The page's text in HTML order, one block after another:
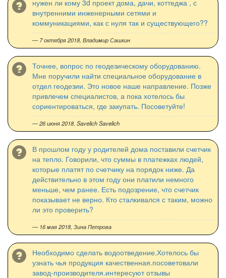
нужен ли кому 3d проект дома, дачи, коттеджа , с
внутренними инженерными сетями и
коммуникациями, как с нуля так и существующего??
— 7 октября 2018, Владимир Сашкин
Точнее, вопрос по геодезическому оборудованию.
Мне поручили найти специальное оборудование в
отдел геодезии. Это новое наше направление. Позже
привлечем специалистов, а пока хотелось бы
сориентироваться, где закупать. Посоветуйте!
— 26 июня 2018, Savelich Savelich
В прошлом году у родителей дома поставили счетчик
на тепло. Говорили, что суммы в платежках людей,
которые платят по счетчику на порядок ниже. Да
действительно в этом году они платили немного
меньше, чем ранее. Есть подозрение, что счетчик
показывает не верно. Кто сталкивался с таким, можно
ли это проверить?
— 16 мая 2018, Зина Петрова
Необходимо сделать водоотведение.Хотелось бы
узнать чья продукция качественная.посоветовали
завод-производителя.интересуют отзывы